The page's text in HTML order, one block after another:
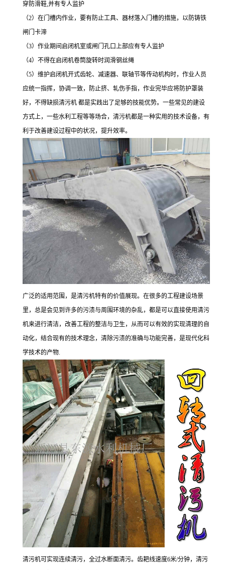
穿防滑鞋,并有专人监护
（2）在门槽内作业，要有防止工具、器材落入门槽的措施，以防铸铁
闸门卡滞
（3）作业期间启闭机室或闸门孔口上部应有专人监护
（4）不得在启闭机卷筒旋转时润滑钢丝绳
（5）维护启闭机开式齿轮、减速器、联轴节等传动机构时，作业人员
应统一指挥，协调一致，防止挤、轧伤手指，作业完毕应将防护罩装
好，不得缺损清污机 都是实践出了足够的技能优势。一些常见的建设
方式上，一些水利工程等等场合，清污机都是一种实用的技术设备，有
利于改善建设过程中的状况，提升效率。
广泛的适用范围，是清污机特有的价值展现。在很多的工程建设场景
里，总是会见到许多的污渍与周围环境的杂乱，都是可以直接使用清污
机来进行清洁，改善工程的整洁与卫生，从而可以有效的实现清理的自
动化，结合现有的技术理念，清除污渍的准确与功能完善，是现代化科
学技术的产物.
清污机可实现连续清污，全过水断面清污。齿耙线速度6米/分钟，清污